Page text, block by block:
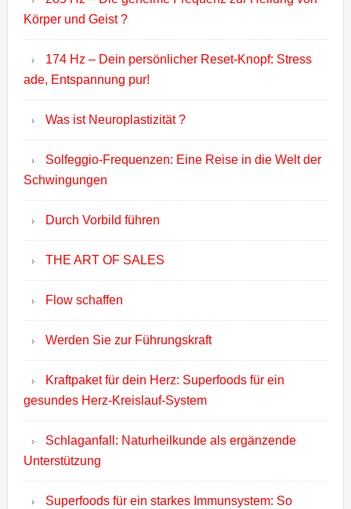
Körper und Geist ?
174 Hz – Dein persönlicher Reset-Knopf: Stress
ade, Entspannung pur!
Was ist Neuroplastizität ?
Solfeggio-Frequenzen: Eine Reise in die Welt der
Schwingungen
Durch Vorbild führen
THE ART OF SALES
Flow schaffen
Werden Sie zur Führungskraft
Kraftpaket für dein Herz: Superfoods für ein
gesundes Herz-Kreislauf-System
Schlaganfall: Naturheilkunde als ergänzende
Unterstützung
Superfoods für ein starkes Immunsystem: So